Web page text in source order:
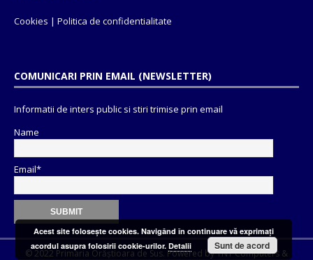
Cookies | Politica de confidentialitate
COMUNICARI PRIN EMAIL (NEWSLETTER)
Informatii de inters public si stiri trimise prin email
Name
Email*
© 2022 Primaria Orăștioara de Sus. Powered byTNT Computers &
Acest site foloseşte cookies. Navigând în continuare vă exprimaţi
acordul asupra folosirii cookie-urilor. Detalii Sunt de acord